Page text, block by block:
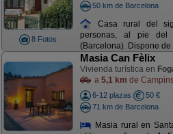
8 Fotos
50 km de Barcelona
Casa rural del
personas, al pie del
(Barcelona). Dispone
Masia Can Fèlix
Vivienda turística en
a 5,1 km de
6-12 plazas
50 €
71 km de Barcelona
Masia rural en